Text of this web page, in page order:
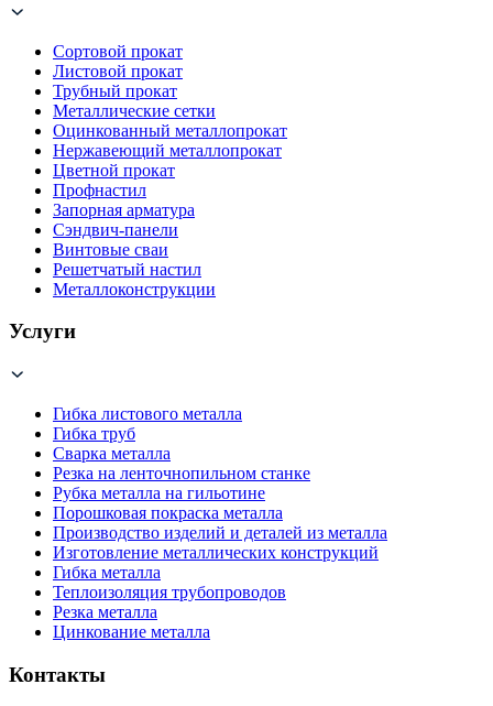
Сортовой прокат
Листовой прокат
Трубный прокат
Металлические сетки
Оцинкованный металлопрокат
Нержавеющий металлопрокат
Цветной прокат
Профнастил
Запорная арматура
Сэндвич-панели
Винтовые сваи
Решетчатый настил
Металлоконструкции
Услуги
Гибка листового металла
Гибка труб
Сварка металла
Резка на ленточнопильном станке
Рубка металла на гильотине
Порошковая покраска металла
Производство изделий и деталей из металла
Изготовление металлических конструкций
Гибка металла
Теплоизоляция трубопроводов
Резка металла
Цинкование металла
Контакты